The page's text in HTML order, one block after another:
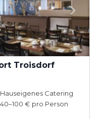
Troisdorf
Hauseigenes Catering
40–100 € pro Person